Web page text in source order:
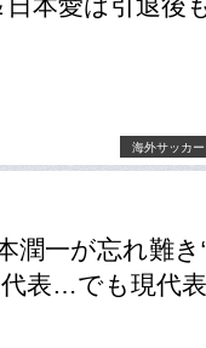
海外サッカー
潤一が忘れ難き
表…でも現代